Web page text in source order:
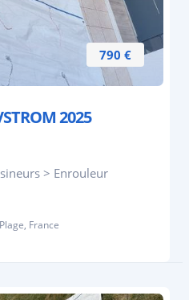
790 €
2025
> Enrouleur
France